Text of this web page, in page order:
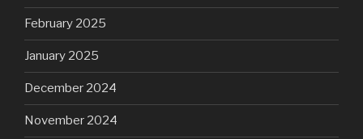
February 2025
January 2025
December 2024
November 2024